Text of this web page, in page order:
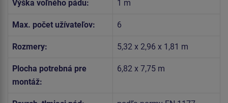
Výška voľného pádu: 1 m
Max. počet užívateľov: 6
Rozmery: 5,32 x 2,96 x 1,81 m
Plocha potrebná pre
montáž:
6,82 x 7,75 m